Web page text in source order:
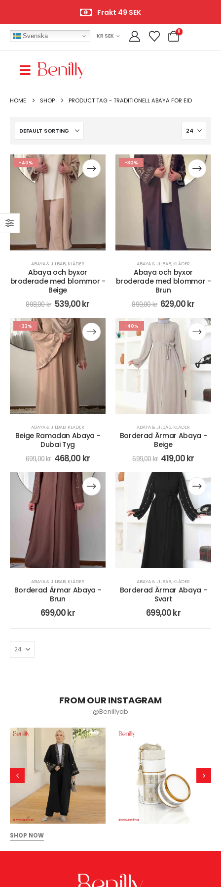
Frakt 49 SEK
Svenska KR SEK
0
HOME SHOP PRODUCT TAG - TRADITIONELL ABAYA FÖR EID
-40%
ABAYA & JILBAB, KLÄDER
Abaya och byxor
broderade med blommor -
Beige
898,00kr 539,00kr
-30%
ABAYA & JILBAB, KLÄDER
Abaya och byxor
broderade med blommor -
Brun
899,00kr 629,00kr
-33%
ABAYA & JILBAB, KLÄDER
Beige Ramadan Abaya -
Dubai Tyg
699,00kr 468,00 kr
-40%
ABAYA & JILBAB, KLÄDER
Borderad Ärmar Abaya -
Beige
699,00kr 419,00kr
ABAYA & JILBAB, KLÄDER
Borderad Ärmar Abaya -
Brun
699,00kr
ABAYA & JILBAB, KLÄDER
Borderad Ärmar Abaya -
Svart
699,00kr
FROM OUR INSTAGRAM
@Benillyab
SHOP NOW